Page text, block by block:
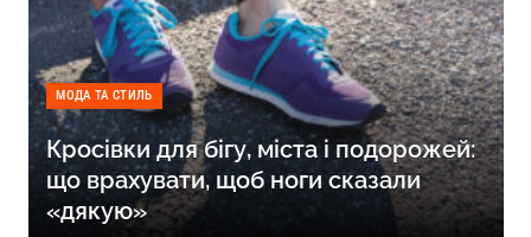
МОДА ТА СТИЛЬ
Кросівки для бігу, міста і подорожей:
що врахувати, щоб ноги сказали
«дякую»